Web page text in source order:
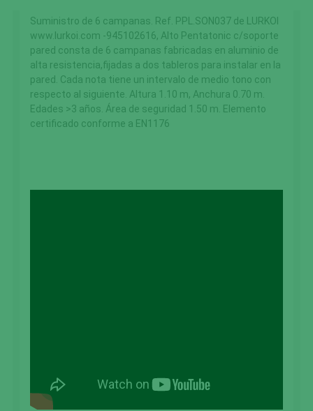
Suministro de 6 campanas. Ref. PPL.SON037 de LURKOI
www.lurkoi.com -945102616, Alto Pentatonic c/soporte
pared consta de 6 campanas fabricadas en aluminio de
alta resistencia,fijadas a dos tableros para instalar en la
pared. Cada nota tiene un intervalo de medio tono con
respecto al siguiente. Altura 1.10 m, Anchura 0.70 m.
Edades >3 años. Área de seguridad 1.50 m. Elemento
certificado conforme a EN1176